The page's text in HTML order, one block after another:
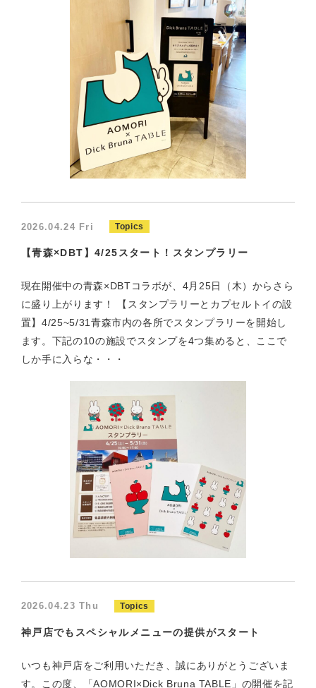
2026.04.24 Fri Topics
【青森×DBT】4/25スタート！スタンプラリー
現在開催中の青森×DBTコラボが、4月25日（木）からさら
に盛り上がります！ 【スタンプラリーとカプセルトイの設
置】4/25~5/31青森市内の各所でスタンプラリーを開始し
ます。下記の10の施設でスタンプを4つ集めると、ここで
しか手に入らな・・・
2026.04.23 Thu Topics
神戸店でもスペシャルメニューの提供がスタート
いつも神戸店をご利用いただき、誠にありがとうございま
す。この度、「AOMORI×Dick Bruna TABLE」の開催を記